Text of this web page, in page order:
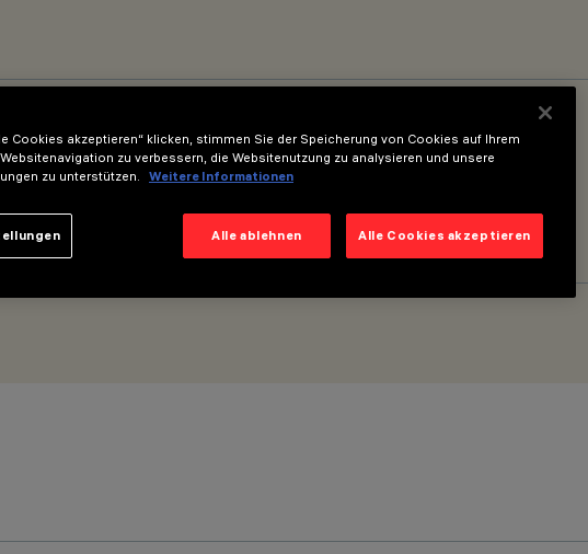
Cookies akzeptieren“ klicken, stimmen Sie der Speicherung von Cookies auf Ihrem
zu verbessern, die Websitenutzung zu analysieren und unsere
zu unterstützen.
Weitere Informationen
Alle ablehnen Alle Cookies akzeptieren